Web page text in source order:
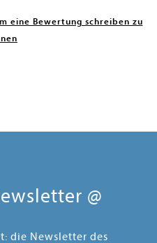
eine Bewertung schreiben zu
@
die Newsletter des